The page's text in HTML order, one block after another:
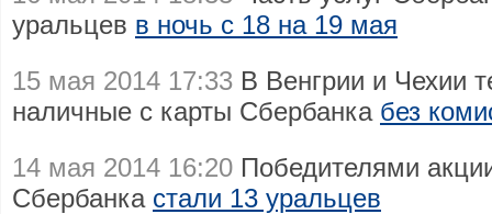
уральцев в ночь с 18 на 19 мая
15 мая 2014 17:33 В Венгрии и Чехии
наличные с карты Сбербанка без
14 мая 2014 16:20 Победителями
Сбербанка стали 13 уральцев